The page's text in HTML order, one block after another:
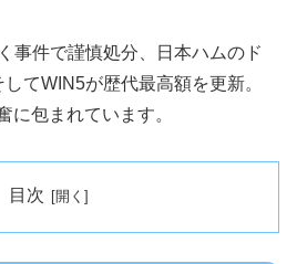
事件で謹慎処分、日本ハムのド
てWIN5が歴代最高額を更新。
に包まれています。
目次